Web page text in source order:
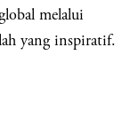
melalui
yang inspiratif.